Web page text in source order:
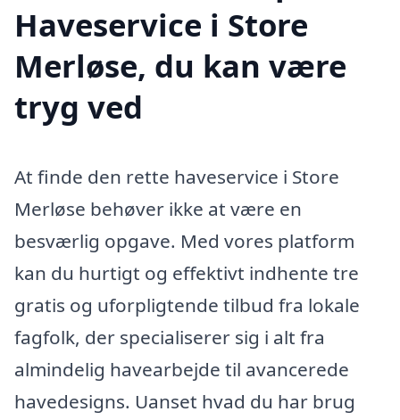
Haveservice i Store
Merløse, du kan være
tryg ved
At finde den rette haveservice i Store
Merløse behøver ikke at være en
besværlig opgave. Med vores platform
kan du hurtigt og effektivt indhente tre
gratis og uforpligtende tilbud fra lokale
fagfolk, der specialiserer sig i alt fra
almindelig havearbejde til avancerede
havedesigns. Uanset hvad du har brug